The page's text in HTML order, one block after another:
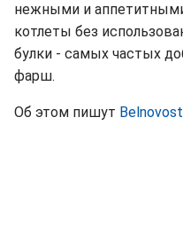
нежными и
котлеты без
булки - самых частых
фарш.
Об этом пишут